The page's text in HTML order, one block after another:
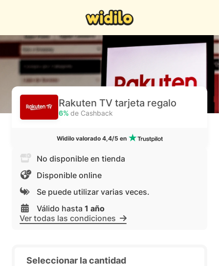
Rakuten TV tarjeta regalo
6% de Cashback
Widilo valorado 4,4/5 en
No disponible en tienda
Disponible online
Se puede utilizar varias veces.
Válido hasta 1 año
Ver todas las condiciones
Seleccionar la cantidad